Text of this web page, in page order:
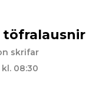
töfralausnir
skrifar
08:30